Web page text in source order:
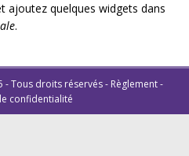
ajoutez quelques widgets dans
.
- Tous droits réservés - Règlement-
confidentialité